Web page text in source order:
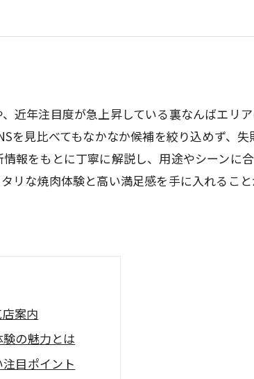
近年注目度が急上昇している裏なんばエリ
を見比べてもなかなか候補を絞り込めず、失
報をもとに丁寧に解説し、用途やシーンに
リな焼肉体験と高い満足感を手に入れるこ
案内
の魅力とは
目ポイント